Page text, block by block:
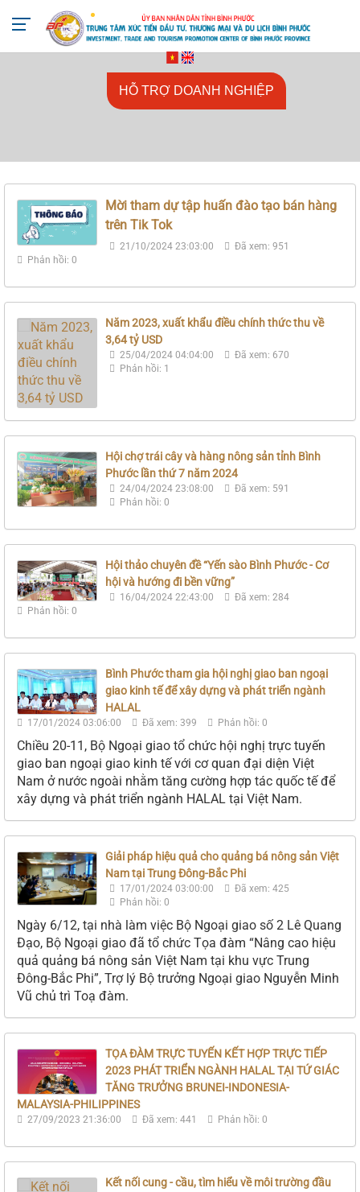
+842713818666
ttxtdttmdl@binhphuoc.gov.vn
HỖ TRỢ DOANH NGHIỆP
Mời tham dự tập huấn đào tạo bán hàng
trên Tik Tok
21/10/2024 23:03:00
Đã xem: 951
Phản hồi: 0
Năm 2023, xuất khẩu điều chính thức thu về
3,64 tỷ USD
25/04/2024 04:04:00
Đã xem: 670
Phản hồi: 1
Hội chợ trái cây và hàng nông sản tỉnh Bình
Phước lần thứ 7 năm 2024
24/04/2024 23:08:00
Đã xem: 591
Phản hồi: 0
Hội thảo chuyên đề “Yến sào Bình Phước - Cơ
hội và hướng đi bền vững”
16/04/2024 22:43:00
Đã xem: 284
Phản hồi: 0
Bình Phước tham gia hội nghị giao ban ngoại
giao kinh tế để xây dựng và phát triển ngành
HALAL
17/01/2024 03:06:00 Đã xem: 399 Phản hồi: 0
Chiều 20-11, Bộ Ngoại giao tổ chức hội nghị trực tuyến
giao ban ngoại giao kinh tế với cơ quan đại diện Việt
Nam ở nước ngoài nhằm tăng cường hợp tác quốc tế để
xây dựng và phát triển ngành HALAL tại Việt Nam.
Giải pháp hiệu quả cho quảng bá nông sản Việt
Nam tại Trung Đông-Bắc Phi
17/01/2024 03:00:00
Đã xem: 425
Phản hồi: 0
Ngày 6/12, tại nhà làm việc Bộ Ngoại giao số 2 Lê Quang
Đạo, Bộ Ngoại giao đã tổ chức Tọa đàm “Nâng cao hiệu
quả quảng bá nông sản Việt Nam tại khu vực Trung
Đông-Bắc Phi”, Trợ lý Bộ trưởng Ngoại giao Nguyễn Minh
Vũ chủ trì Toạ đàm.
TỌA ĐÀM TRỰC TUYẾN KẾT HỢP TRỰC TIẾP
2023 PHÁT TRIỂN NGÀNH HALAL TẠI TỨ GIÁC
TĂNG TRƯỞNG BRUNEI-INDONESIA-
MALAYSIA-PHILIPPINES
27/09/2023 21:36:00 Đã xem: 441 Phản hồi: 0
Kết nối cung - cầu, tìm hiểu về môi trường đầu